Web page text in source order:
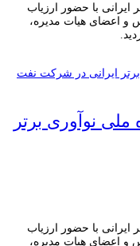
ایرانی با حضور ارزیاب
و اعضای هیات مدیره،
نوآوری برتر
ایرانی با حضور ارزیاب
و اعضای هیات مدیره،